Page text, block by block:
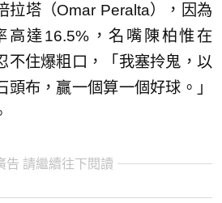
拉塔（Omar Peralta），因為
高達16.5%，名嘴陳柏惟在
不住爆粗口，「我塞拎鬼，以
布，贏一個算一個好球。」
告 請繼續往下閱讀